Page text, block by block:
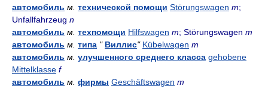
автомобиль м. технической помощи Störungswagen m;
Unfallfahrzeug n
автомобиль м. техпомощи Hilfswagen m; Störungswagen m
автомобиль м. типа " Виллис" Kübelwagen m
автомобиль м. улучшенного среднего класса gehobene
Mittelklasse f
автомобиль м. фирмы Geschäftswagen m